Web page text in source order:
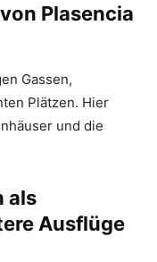
Plasencia
Gassen,
Plätzen. Hier
und die
als
Ausflüge